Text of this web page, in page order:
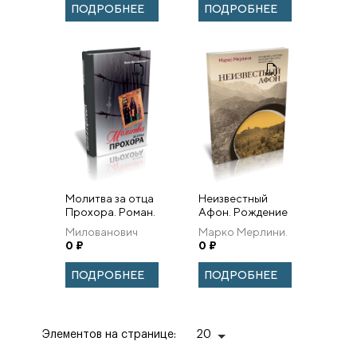
античности.
ПОДРОБНЕЕ
Палестинской
ПОДРОБНЕЕ
Молитва за отца
Прохора. Роман.
Милованович
Мича.
0 ₽
ПОДРОБНЕЕ
Неизвестный
Афон. Рождение
и история
бенедиктинского
монастыря
Марко Мерлини.
0 ₽
ПОДРОБНЕЕ
Элементов на странице: 20